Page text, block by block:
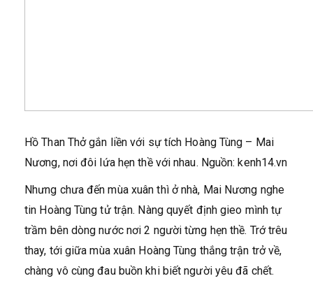
Hồ Than Thở gắn liền với sự tích Hoàng Tùng – Mai
Nương, nơi đôi lứa hẹn thề với nhau. Nguồn: kenh14.vn
Nhưng chưa đến mùa xuân thì ở nhà, Mai Nương nghe
tin Hoàng Tùng tử trận. Nàng quyết định gieo mình tự
trầm bên dòng nước nơi 2 người từng hẹn thề. Trớ trêu
thay, tới giữa mùa xuân Hoàng Tùng thắng trận trở về,
chàng vô cùng đau buồn khi biết người yêu đã chết.